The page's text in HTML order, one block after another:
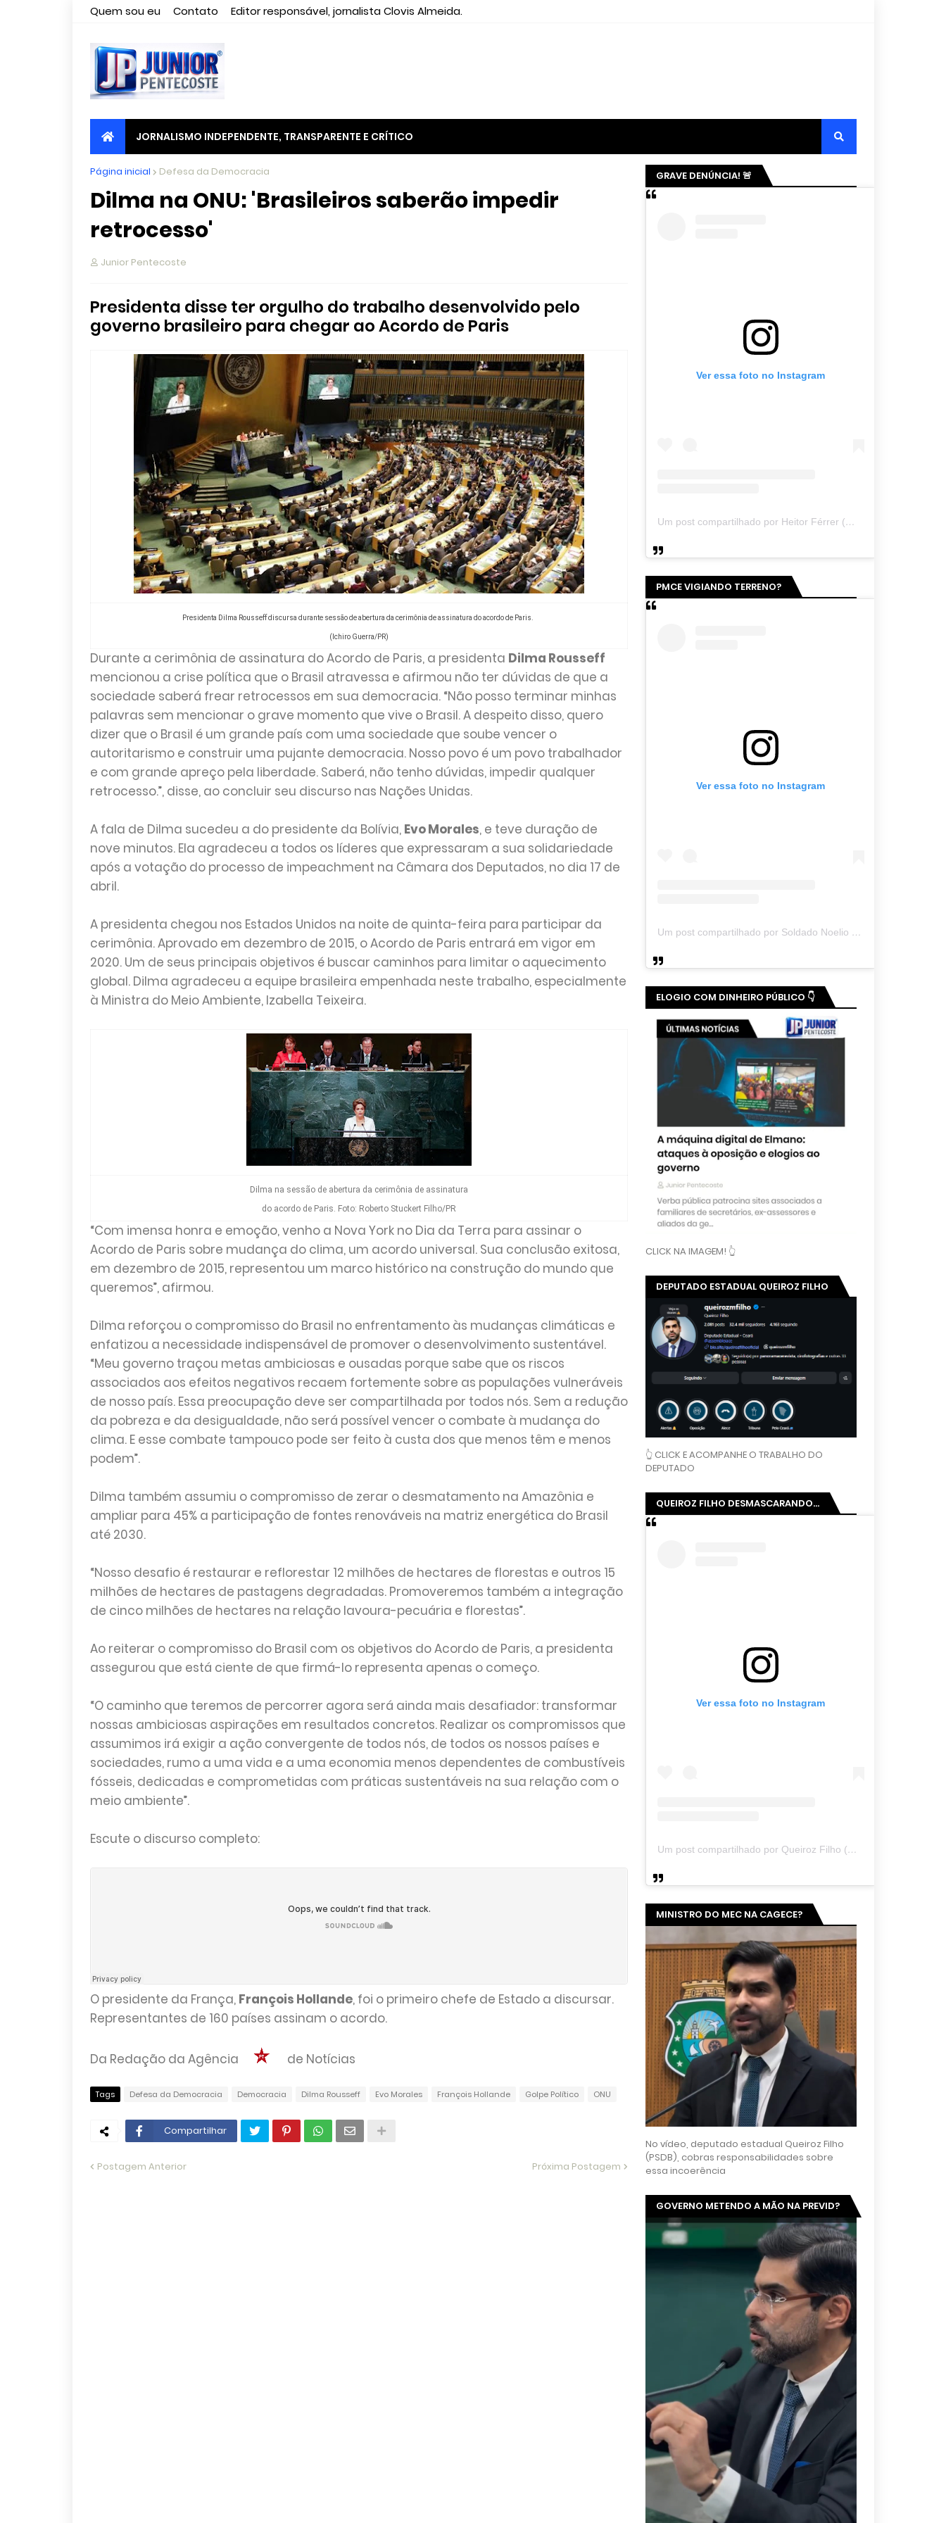
Quem sou eu Contato Editor responsável, jornalista Clovis Almeida.
JORNALISMO INDEPENDENTE, TRANSPARENTE E CRÍTICO
Página inicial Defesa da Democracia
Dilma na ONU: 'Brasileiros saberão impedir
retrocesso'
Junior Pentecoste
Presidenta disse ter orgulho do trabalho desenvolvido pelo
governo brasileiro para chegar ao Acordo de Paris
Presidenta Dilma Rousseff discursa durante sessão de abertura da cerimônia de assinatura do acordo de Paris.
(Ichiro Guerra/PR)
Durante a cerimônia de assinatura do Acordo de Paris, a presidenta Dilma Rousseff
mencionou a crise política que o Brasil atravessa e afirmou não ter dúvidas de que a
sociedade saberá frear retrocessos em sua democracia. “Não posso terminar minhas
palavras sem mencionar o grave momento que vive o Brasil. A despeito disso, quero
dizer que o Brasil é um grande país com uma sociedade que soube vencer o
autoritarismo e construir uma pujante democracia. Nosso povo é um povo trabalhador
e com grande apreço pela liberdade. Saberá, não tenho dúvidas, impedir qualquer
retrocesso.”, disse, ao concluir seu discurso nas Nações Unidas.
A fala de Dilma sucedeu a do presidente da Bolívia, Evo Morales, e teve duração de
nove minutos. Ela agradeceu a todos os líderes que expressaram a sua solidariedade
após a votação do processo de impeachment na Câmara dos Deputados, no dia 17 de
abril.
A presidenta chegou nos Estados Unidos na noite de quinta-feira para participar da
cerimônia. Aprovado em dezembro de 2015, o Acordo de Paris entrará em vigor em
2020. Um de seus principais objetivos é buscar caminhos para limitar o aquecimento
global. Dilma agradeceu a equipe brasileira empenhada neste trabalho, especialmente
à Ministra do Meio Ambiente, Izabella Teixeira.
Dilma na sessão de abertura da cerimônia de assinatura
do acordo de Paris. Foto: Roberto Stuckert Filho/PR
“Com imensa honra e emoção, venho a Nova York no Dia da Terra para assinar o
Acordo de Paris sobre mudança do clima, um acordo universal. Sua conclusão exitosa,
em dezembro de 2015, representou um marco histórico na construção do mundo que
queremos”, afirmou.
Dilma reforçou o compromisso do Brasil no enfrentamento às mudanças climáticas e
enfatizou a necessidade indispensável de promover o desenvolvimento sustentável.
“Meu governo traçou metas ambiciosas e ousadas porque sabe que os riscos
associados aos efeitos negativos recaem fortemente sobre as populações vulneráveis
de nosso país. Essa preocupação deve ser compartilhada por todos nós. Sem a redução
da pobreza e da desigualdade, não será possível vencer o combate à mudança do
clima. E esse combate tampouco pode ser feito à custa dos que menos têm e menos
podem”.
Dilma também assumiu o compromisso de zerar o desmatamento na Amazônia e
ampliar para 45% a participação de fontes renováveis na matriz energética do Brasil
até 2030.
“Nosso desafio é restaurar e reflorestar 12 milhões de hectares de florestas e outros 15
milhões de hectares de pastagens degradadas. Promoveremos também a integração
de cinco milhões de hectares na relação lavoura-pecuária e florestas”.
Ao reiterar o compromisso do Brasil com os objetivos do Acordo de Paris, a presidenta
assegurou que está ciente de que firmá-lo representa apenas o começo.
“O caminho que teremos de percorrer agora será ainda mais desafiador: transformar
nossas ambiciosas aspirações em resultados concretos. Realizar os compromissos que
assumimos irá exigir a ação convergente de todos nós, de todos os nossos países e
sociedades, rumo a uma vida e a uma economia menos dependentes de combustíveis
fósseis, dedicadas e comprometidas com práticas sustentáveis na sua relação com o
meio ambiente”.
Escute o discurso completo:
O presidente da França, François Hollande, foi o primeiro chefe de Estado a discursar.
Representantes de 160 países assinam o acordo.
Da Redação da Agência de Notícias
Tags Defesa da Democracia Democracia Dilma Rousseff Evo Morales François Hollande Golpe Político ONU
Compartilhar
Postagem Anterior Próxima Postagem
GRAVE DENÚNCIA! 🚨
Ver essa foto no Instagram
Um post compartilhado por Heitor Férrer (@heitor_ferrer77)
PMCE VIGIANDO TERRENO?
Ver essa foto no Instagram
Um post compartilhado por Soldado Noelio (@soldadonoelio)
ELOGIO COM DINHEIRO PÚBLICO 👇
CLICK NA IMAGEM! 👆
DEPUTADO ESTADUAL QUEIROZ FILHO
👆 CLICK E ACOMPANHE O TRABALHO DO
DEPUTADO
QUEIROZ FILHO DESMASCARANDO...
Ver essa foto no Instagram
Um post compartilhado por Queiroz Filho (@queirozmfilho)
MINISTRO DO MEC NA CAGECE?
No vídeo, deputado estadual Queiroz Filho
(PSDB), cobras responsabilidades sobre
essa incoerência
GOVERNO METENDO A MÃO NA PREVID?